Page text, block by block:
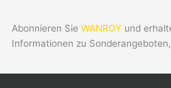
Abonnieren SieWANROY und
Informationen zu